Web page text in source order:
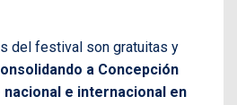
del festival son gratuitas y
a Concepción
e internacional en